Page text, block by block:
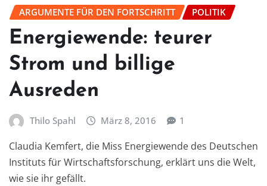
ARGUMENTE FÜR DEN FORTSCHRITT POLITIK
Energiewende: teurer
Strom und billige
Ausreden
Thilo Spahl März 8, 2016 1
Claudia Kemfert, die Miss Energiewende des Deutschen
Instituts für Wirtschaftsforschung, erklärt uns die Welt,
wie sie ihr gefällt.